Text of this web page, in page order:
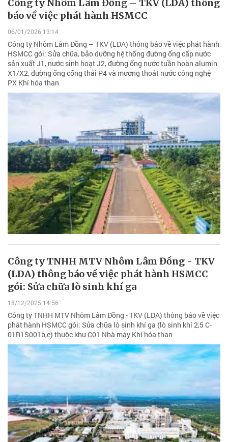
Công ty Nhôm Lâm Đồng – TKV (LDA) thông
báo về việc phát hành HSMCC
06/01/2026 13:14
Công ty Nhôm Lâm Đồng – TKV (LDA) thông báo về việc phát hành
HSMCC gói: Sửa chữa, bảo dưỡng hệ thống đường ống cấp nước
sản xuất J1, nước sinh hoạt J2, đường ống nước tuần hoàn alumin
X1/X2, đường ống cống thải P4 và mương thoát nước công nghệ
PX Khí hóa than
Công ty TNHH MTV Nhôm Lâm Đồng - TKV
(LDA) thông báo về việc phát hành HSMCC
gói: Sửa chữa lò sinh khí ga
18/12/2025 14:56
Công ty TNHH MTV Nhôm Lâm Đồng - TKV (LDA) thông báo về việc
phát hành HSMCC gói: Sửa chữa lò sinh khí ga (lò sinh khí 2,5 C-
01R1S001b,e) thuộc khu C01 Nhà máy Khí hóa than